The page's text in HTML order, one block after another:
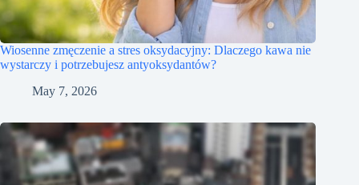
Wiosenne zmęczenie a stres oksydacyjny: Dlaczego kawa nie
wystarczy i potrzebujesz antyoksydantów?
May 7, 2026